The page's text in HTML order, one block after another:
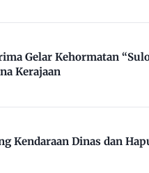
Gelar Kehormatan
Kerajaan
Kendaraan Dinas dan